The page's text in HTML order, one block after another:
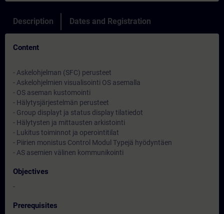
Description Dates and Registration
Content
- Askelohjelman (SFC) perusteet
- Askelohjelmien visualisointi OS asemalla
- OS aseman kustomointi
- Hälytysjärjestelmän perusteet
- Group displayt ja status display tilatiedot
- Hälytysten ja mittausten arkistointi
- Lukitus toiminnot ja operointitilat
- Piirien monistus Control Modul Typejä hyödyntäen
- AS asemien välinen kommunikointi
Objectives
-
Prerequisites